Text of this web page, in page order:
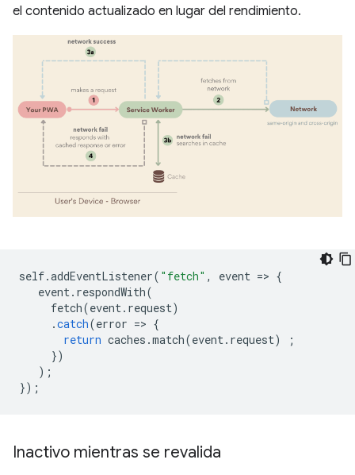
el contenido actualizado en lugar del rendimiento.
self.addEventListener( "fetch" , event => {
event . respondWith(
fetch(event . request)
.catch(error => {
return caches .match(event . request)
;
})
);
});
Inactivo mientras se revalida